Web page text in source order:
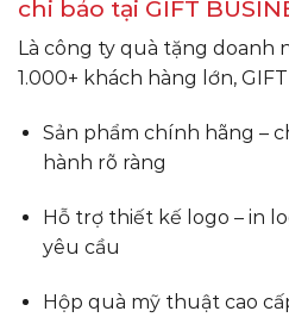
chi bảo tại GIFT
Là công ty quà tặng doanh
1.000+ khách hàng lớn,
Sản phẩm chính hãng –
hành rõ ràng
Hỗ trợ thiết kế logo – in
yêu cầu
Hộp quà mỹ thuật cao